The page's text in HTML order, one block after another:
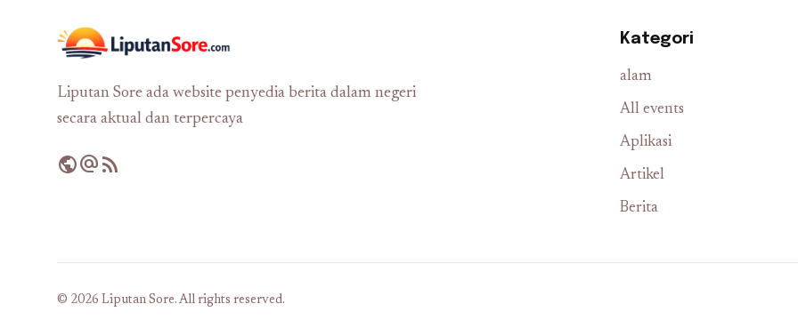
Liputan Sore ada website penyedia berita dalam negeri
secara aktual dan terpercaya
publicalternate_emailrss_feed
Kategori
alam
All events
Aplikasi
Artikel
Berita
© 2026 Liputan Sore. All rights reserved.